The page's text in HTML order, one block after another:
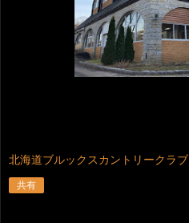
北海道ブルックスカントリークラブ
共有